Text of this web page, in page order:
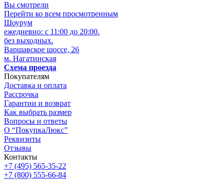
Вы смотрели
Перейти ко всем просмотренным
Шоурум
ежедневно: с 11:00 до 20:00.
без выходных.
Варшавское шоссе, 26
м. Нагатинская
Схема проезда
Покупателям
Доставка и оплата
Рассрочка
Гарантии и возврат
Как выбрать размер
Вопросы и ответы
О “ПокупкаЛюкс”
Реквизиты
Отзывы
Контакты
+7 (495) 565-35-22
+7 (800) 555-66-84